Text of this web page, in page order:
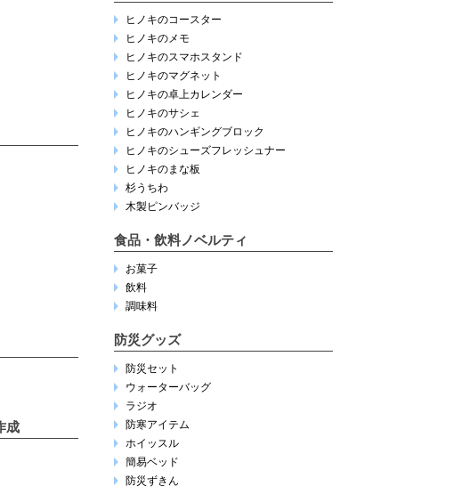
成
ヒノキのコースター
ヒノキのメモ
ヒノキのスマホスタンド
ヒノキのマグネット
ヒノキの卓上カレンダー
ヒノキのサシェ
ヒノキのハンギングブロック
ヒノキのシューズフレッシュナー
ヒノキのまな板
杉うちわ
木製ピンバッジ
食品・飲料ノベルティ
お菓子
飲料
調味料
防災グッズ
防災セット
ウォーターバッグ
ラジオ
防寒アイテム
ホイッスル
簡易ベッド
防災ずきん